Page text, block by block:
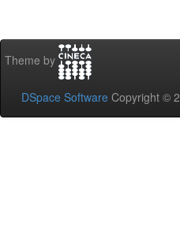
Theme by
DSpace Software Copyright ©